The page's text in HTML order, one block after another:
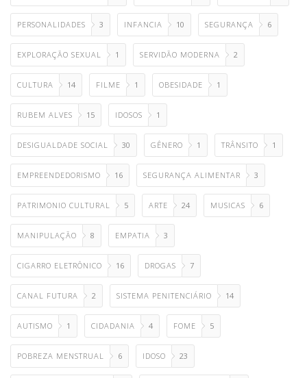
PERSONALIDADES 3 INFANCIA 10 SEGURANÇA 6
EXPLORAÇÃO SEXUAL 1 SERVIDÃO MODERNA 2
CULTURA 14 FILME 1 OBESIDADE 1
RUBEM ALVES 15 IDOSOS 1
DESIGUALDADE SOCIAL 30 GÊNERO 1 TRÂNSITO 1
EMPREENDEDORISMO 16 SEGURANÇA ALIMENTAR 3
PATRIMONIO CULTURAL 5 ARTE 24 MUSICAS 6
MANIPULAÇÃO 8 EMPATIA 3
CIGARRO ELETRÔNICO 16 DROGAS 7
CANAL FUTURA 2 SISTEMA PENITENCIÁRIO 14
AUTISMO 1 CIDADANIA 4 FOME 5
POBREZA MENSTRUAL 6 IDOSO 23